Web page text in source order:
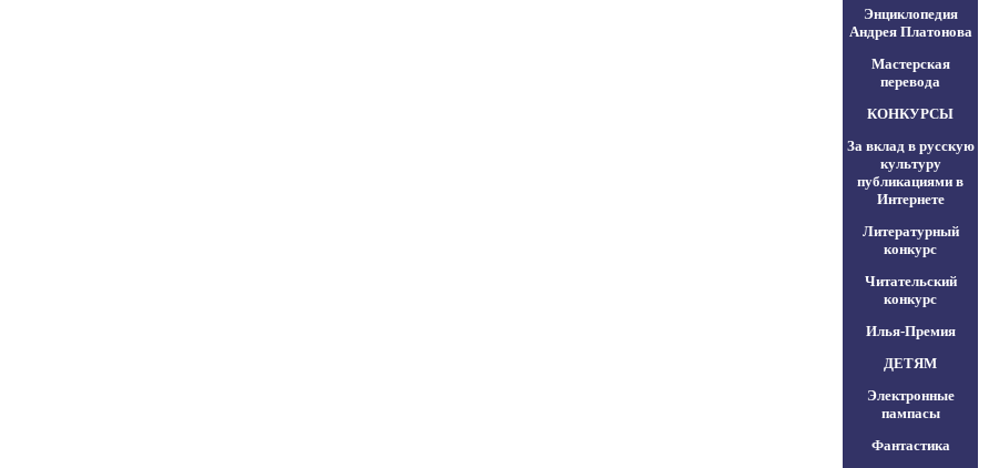
Энциклопедия
Андрея Платонова
Мастерская
перевода
КОНКУРСЫ
За вклад в русскую
культуру
публикациями в
Интернете
Литературный
конкурс
Читательский
конкурс
Илья-Премия
ДЕТЯМ
Электронные
пампасы
Фантастика